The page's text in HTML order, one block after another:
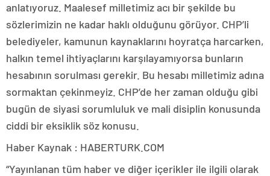
anlatıyoruz. Maalesef milletimiz acı bir şekilde bu
sözlerimizin ne kadar haklı olduğunu görüyor. CHP’li
belediyeler, kamunun kaynaklarını hoyratça harcarken,
halkın temel ihtiyaçlarını karşılayamıyorsa bunların
hesabının sorulması gerekir. Bu hesabı milletimiz adına
sormaktan çekinmeyiz. CHP’de her zaman olduğu gibi
bugün de siyasi sorumluluk ve mali disiplin konusunda
ciddi bir eksiklik söz konusu.
Haber Kaynak : HABERTURK.COM
“Yayınlanan tüm haber ve diğer içerikler ile ilgili olarak